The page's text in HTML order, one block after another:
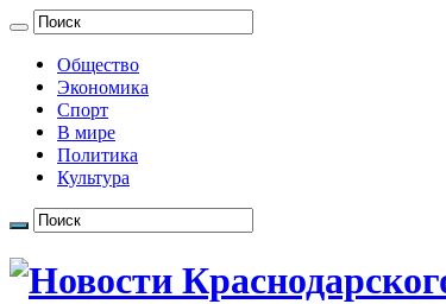
Общество
Экономика
Спорт
В мире
Политика
Культура